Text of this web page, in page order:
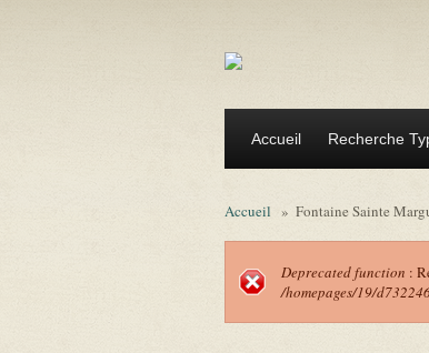
Accueil Recherche
Accueil » Fontaine Sainte
Message
Deprecated function :
/homepages/19/